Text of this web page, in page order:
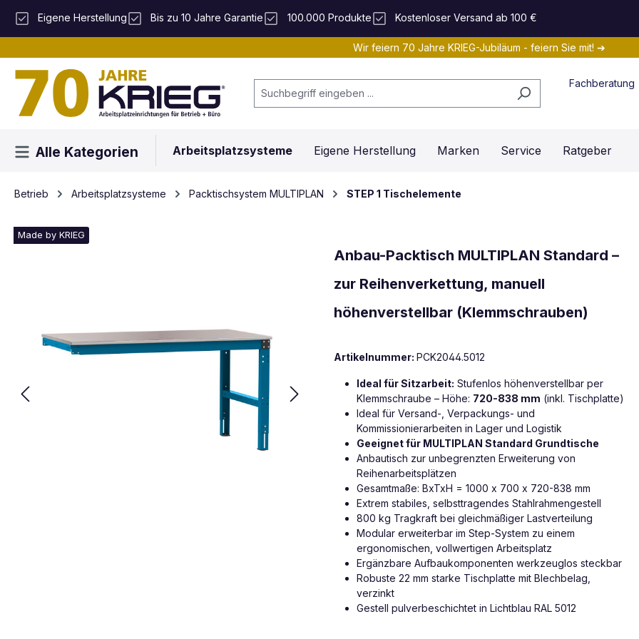
Hauptinhalt springen
Zur Suche springen
Zur Hauptnavigation springen
Eigene Herstellung Bis zu 10 Jahre Garantie 100.000 Produkte Kostenloser Versand ab 100 €
Wir feiern 70 Jahre KRIEG-Jubiläum - feiern Sie mit! ➔
Fachberatung
Alle Kategorien Arbeitsplatzsysteme Eigene Herstellung Marken Service Ratgeber
Betrieb Arbeitsplatzsysteme Packtischsystem MULTIPLAN STEP 1 Tischelemente
Made by KRIEG
Anbau-Packtisch MULTIPLAN Standard –
zur Reihenverkettung, manuell
höhenverstellbar (Klemmschrauben)
Artikelnummer: PCK2044.5012
Ideal für Sitzarbeit: Stufenlos höhenverstellbar per
Klemmschraube – Höhe: 720-838 mm (inkl. Tischplatte)
Ideal für Versand-, Verpackungs- und
Kommissionierarbeiten in Lager und Logistik
Geeignet für MULTIPLAN Standard Grundtische
Anbautisch zur unbegrenzten Erweiterung von
Reihenarbeitsplätzen
Gesamtmaße: BxTxH = 1000 x 700 x 720-838 mm
Extrem stabiles, selbsttragendes Stahlrahmengestell
800 kg Tragkraft bei gleichmäßiger Lastverteilung
Modular erweiterbar im Step-System zu einem
ergonomischen, vollwertigen Arbeitsplatz
Ergänzbare Aufbaukomponenten werkzeuglos steckbar
Robuste 22 mm starke Tischplatte mit Blechbelag,
verzinkt
Gestell pulverbeschichtet in Lichtblau RAL 5012